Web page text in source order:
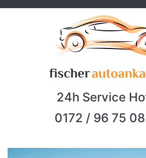
24h Service
0172 / 96 75